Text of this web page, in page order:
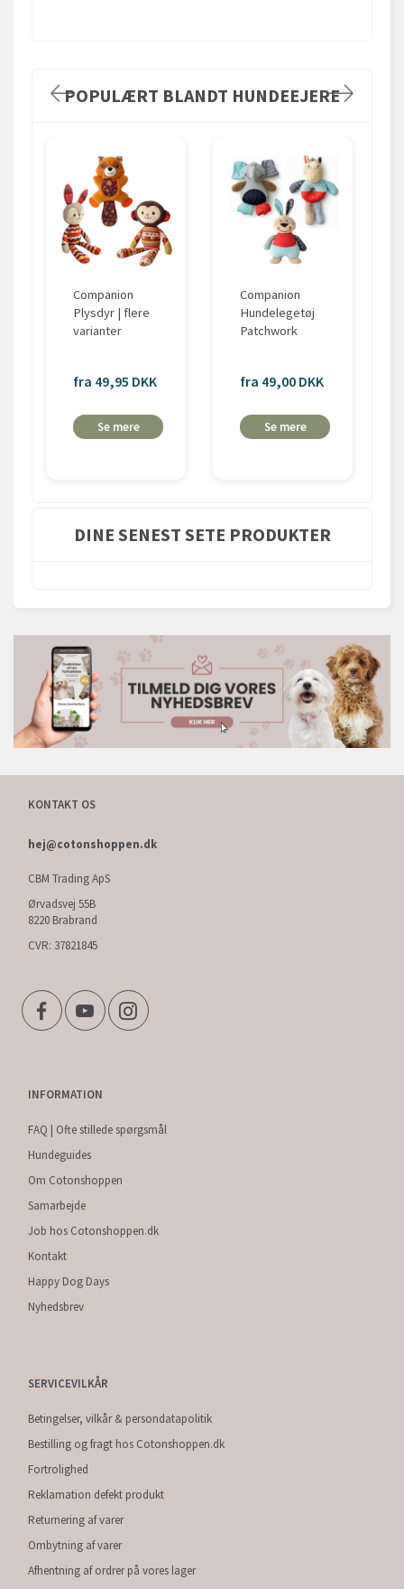
POPULÆRT BLANDT HUNDEEJERE
Companion
Plysdyr | flere
varianter
fra 49,95 DKK
Se mere
Companion
Hundelegetøj
Patchwork
fra 49,00 DKK
Se mere
DINE SENEST SETE PRODUKTER
KONTAKT OS
hej@cotonshoppen.dk
CBM Trading ApS
Ørvadsvej 55B
8220 Brabrand
CVR: 37821845
INFORMATION
FAQ | Ofte stillede spørgsmål
Hundeguides
Om Cotonshoppen
Samarbejde
Job hos Cotonshoppen.dk
Kontakt
Happy Dog Days
Nyhedsbrev
SERVICEVILKÅR
Betingelser, vilkår & persondatapolitik
Bestilling og fragt hos Cotonshoppen.dk
Fortrolighed
Reklamation defekt produkt
Returnering af varer
Ombytning af varer
Afhentning af ordrer på vores lager